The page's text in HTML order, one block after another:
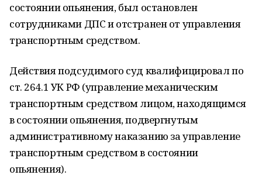
состоянии опьянения, был остановлен
сотрудниками ДПС и отстранен от управления
транспортным средством.
Действия подсудимого суд квалифицировал по
ст. 264.1 УК РФ (управление механическим
транспортным средством лицом, находящимся
в состоянии опьянения, подвергнутым
административному наказанию за управление
транспортным средством в состоянии
опьянения).